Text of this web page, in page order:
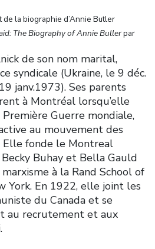
la biographie d’Annie Butler
The Biography of Annie Bullerpar
de son nom marital,
syndicale (Ukraine, le 9 déc.
janv.1973). Ses parents
à Montréal lorsqu’elle
Guerre mondiale,
au mouvement des
Elle fonde le Montreal
Buhay et Bella Gauld
à la Rand School of
York. En 1922, elle joint les
du Canada et se
au recrutement et aux